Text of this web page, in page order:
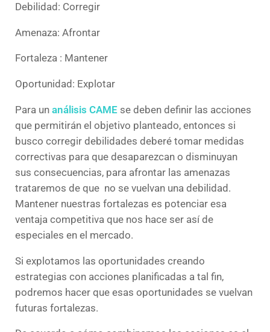
Debilidad: Corregir
Amenaza: Afrontar
Fortaleza : Mantener
Oportunidad: Explotar
Para un análisis CAME se deben definir las acciones
que permitirán el objetivo planteado, entonces si
busco corregir debilidades deberé tomar medidas
correctivas para que desaparezcan o disminuyan
sus consecuencias, para afrontar las amenazas
trataremos de que no se vuelvan una debilidad.
Mantener nuestras fortalezas es potenciar esa
ventaja competitiva que nos hace ser así de
especiales en el mercado.
Si explotamos las oportunidades creando
estrategias con acciones planificadas a tal fin,
podremos hacer que esas oportunidades se vuelvan
futuras fortalezas.